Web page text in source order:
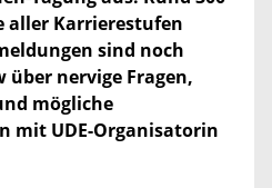
aller Karrierestufen
sind noch
nervige Fragen,
mögliche
mit UDE-Organisatorin